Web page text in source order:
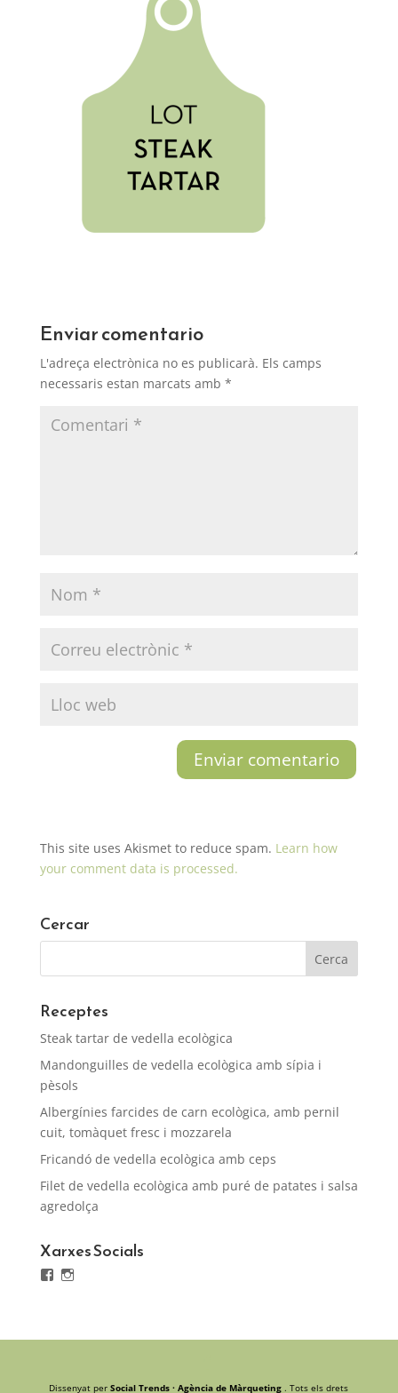
Enviar comentario
L'adreça electrònica no es publicarà. Els camps
necessaris estan marcats amb *
This site uses Akismet to reduce spam. Learn how
your comment data is processed.
Cercar
Receptes
Steak tartar de vedella ecològica
Mandonguilles de vedella ecològica amb sípia i
pèsols
Albergínies farcides de carn ecològica, amb pernil
cuit, tomàquet fresc i mozzarela
Fricandó de vedella ecològica amb ceps
Filet de vedella ecològica amb puré de patates i salsa
agredolça
Xarxes Socials
Facebook
Instagram
Dissenyat perSocial Trends · Agència de Màrqueting . Tots els drets